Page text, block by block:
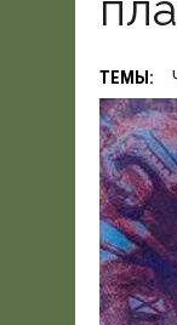
ТЕМЫ: